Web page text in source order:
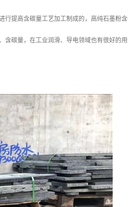
提高含碳量工艺加工制成的，高纯石墨粉
碳量，在工业润滑、导电领域也有很好的